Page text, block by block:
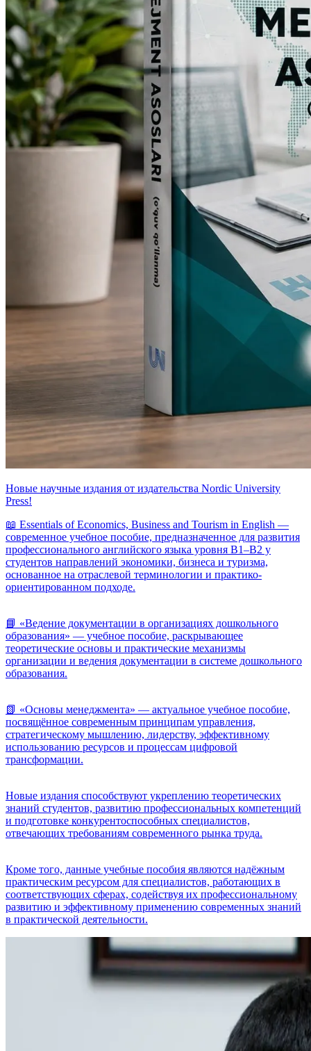
Новые научные издания от издательства Nordic University
Press!
📖 Essentials of Economics, Business and Tourism in English —
современное учебное пособие, предназначенное для развития
профессионального английского языка уровня B1–B2 у
студентов направлений экономики, бизнеса и туризма,
основанное на отраслевой терминологии и практико-
ориентированном подходе.
📘 «Ведение документации в организациях дошкольного
образования» — учебное пособие, раскрывающее
теоретические основы и практические механизмы
организации и ведения документации в системе дошкольного
образования.
📗 «Основы менеджмента» — актуальное учебное пособие,
посвящённое современным принципам управления,
стратегическому мышлению, лидерству, эффективному
использованию ресурсов и процессам цифровой
трансформации.
Новые издания способствуют укреплению теоретических
знаний студентов, развитию профессиональных компетенций
и подготовке конкурентоспособных специалистов,
отвечающих требованиям современного рынка труда.
Кроме того, данные учебные пособия являются надёжным
практическим ресурсом для специалистов, работающих в
соответствующих сферах, содействуя их профессиональному
развитию и эффективному применению современных знаний
в практической деятельности.